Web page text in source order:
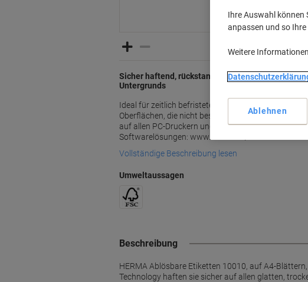
Sicher haftend, rückstandsfrei abziehbar ohne
Untergrunds
Ideal für zeitlich befristete oder wechselnde
Oberflächen, die nicht beschädigt werden sollen.
auf allen PC-Druckern und Kopierern.
Softwarelösungen: www.herma.de/software.
Vollständige Beschreibung lesen
Umweltaussagen
Beschreibung
HERMA Ablösbare Etiketten 10010, auf A4-
Technology haften sie sicher auf allen glatten,
Ihre Auswahl können
anpassen und so
Weitere
Ablehnen